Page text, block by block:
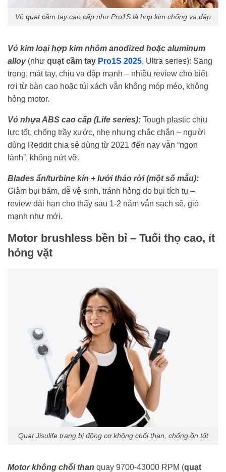
Vỏ quạt cầm tay cao cấp như Pro1S là hợp kim chống va đập
Vỏ kim loại hợp kim nhôm anodized hoặc aluminum
alloy(như quạt cầm tay Pro1S 2025, Ultra series): Sang
trọng, mát tay, chịu va đập mạnh – nhiều review cho biết
rơi từ bàn cao hoặc túi xách vẫn không móp méo, không
hỏng motor.
Vỏ nhựa ABS cao cấp (Life series): Tough plastic chịu
lực tốt, chống trầy xước, nhẹ nhưng chắc chắn – người
dùng Reddit chia sẻ dùng từ 2021 đến nay vẫn “ngon
lành”, không nứt vỡ.
Blades ẩn/turbine kín + lưới tháo rời (một số mẫu):
Giảm bụi bám, dễ vệ sinh, tránh hỏng do bụi tích tụ –
review dài hạn cho thấy sau 1-2 năm vẫn sạch sẽ, gió
mạnh như mới.
Motor brushless bền bỉ – Tuổi thọ cao, ít
hỏng vặt
Quạt Jisulife trang bị động cơ không chổi than, chống ồn tốt
Motor không chổi than quay 9700-43000 RPM (quạt